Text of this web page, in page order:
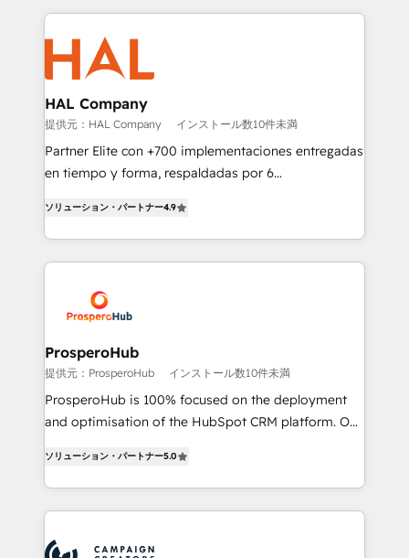
onboarding and implementation, web design, sales
& marketing automation, and digital marketing. With
extensive experience working with tech companies
and manufacturers since 2002, we are committed to
empowering our clients and developing their
autonomy. Get to grips with HubSpot through
guided implementation and seamless integration of
the CRM platform into your digital ecosystem. Would
marketing strategy? We'll provide support tailored
to your needs and sales objectives. With 125+
Accreditations. Based in Canada (coast to coast), our
services are offered in both English & French.
HAL Company
提供元：HAL Company インストール数10件未満
Partner Elite con +700 implementaciones entregadas
en tiempo y forma, respaldadas por 6
Certified Trainers avalados por HubSpot Academy.
Acompañamos a las empresas en cada etapa de su
crecimiento integrando estrategia, tecnología y
reales. Nos caracterizamos por combinar excelencia
técnica con una mirada estratégica a largo plazo.
ソリューション・パートナー4.9
ProsperoHub
提供元：ProsperoHub インストール数10件未満
ProsperoHub is 100% focused on the deployment
and optimisation of the HubSpot CRM platform. Our
ensure that you achieve maximum adoption and
ROI from your HubSpot investment. Use our
extensive HubSpot, sales, marketing, service and
HubSpot journey, design and implement your
ソリューション・パートナー5.0